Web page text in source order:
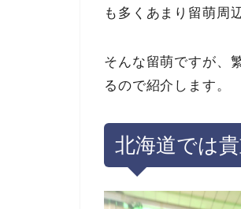
も多くあまり留萌周
そんな留萌ですが、
るので紹介します。
北海道では